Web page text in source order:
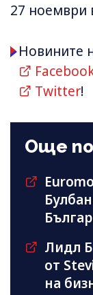
27 ноември
Новините
Twitter!
Още
Лидл
от
на